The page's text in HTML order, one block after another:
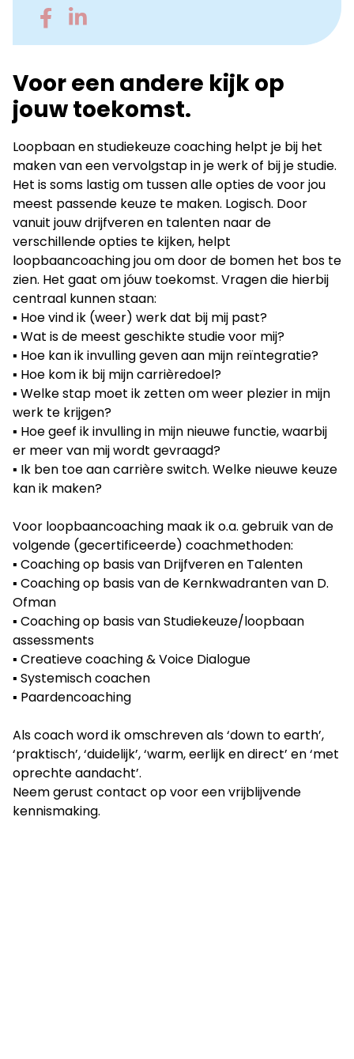
Go
Voor een andere kijk op
jouw toekomst.
Loopbaan en studiekeuze coaching helpt je bij het
maken van een vervolgstap in je werk of bij je studie.
Het is soms lastig om tussen alle opties de voor jou
meest passende keuze te maken. Logisch. Door
vanuit jouw drijfveren en talenten naar de
verschillende opties te kijken, helpt
loopbaancoaching jou om door de bomen het bos te
zien. Het gaat om jóuw toekomst. Vragen die hierbij
centraal kunnen staan:
▪︎ Hoe vind ik (weer) werk dat bij mij past?
▪︎ Wat is de meest geschikte studie voor mij?
▪︎ Hoe kan ik invulling geven aan mijn reïntegratie?
▪︎ Hoe kom ik bij mijn carrièredoel?
▪︎ Welke stap moet ik zetten om weer plezier in mijn
werk te krijgen?
▪︎ Hoe geef ik invulling in mijn nieuwe functie, waarbij
er meer van mij wordt gevraagd?
▪︎ Ik ben toe aan carrière switch. Welke nieuwe keuze
kan ik maken?
Voor loopbaancoaching maak ik o.a. gebruik van de
volgende (gecertificeerde) coachmethoden:
▪︎ Coaching op basis van Drijfveren en Talenten
▪︎ Coaching op basis van de Kernkwadranten van D.
Ofman
▪︎ Coaching op basis van Studiekeuze/loopbaan
assessments
▪︎ Creatieve coaching & Voice Dialogue
▪︎ Systemisch coachen
▪︎ Paardencoaching
Als coach word ik omschreven als ‘down to earth’,
‘praktisch’, ‘duidelijk’, ‘warm, eerlijk en direct’ en ‘met
oprechte aandacht’.
Neem gerust contact op voor een vrijblijvende
kennismaking.